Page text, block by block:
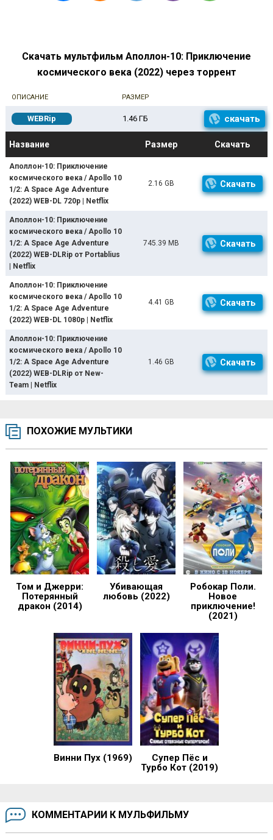
Скачать мультфильм Аполлон-10: Приключение
космического века (2022) через торрент
ОПИСАНИЕ РАЗМЕР
WEBRip 1.46 ГБ скачать
Название Размер Скачать
Аполлон-10: Приключение
космического века / Apollo 10
1/2: A Space Age Adventure
(2022) WEB-DL 720p | Netflix
2.16 GB Скачать
Аполлон-10: Приключение
космического века / Apollo 10
1/2: A Space Age Adventure
(2022) WEB-DLRip от Portablius
| Netflix
745.39 MB Скачать
Аполлон-10: Приключение
космического века / Apollo 10
1/2: A Space Age Adventure
(2022) WEB-DL 1080p | Netflix
4.41 GB Скачать
Аполлон-10: Приключение
космического века / Apollo 10
1/2: A Space Age Adventure
(2022) WEB-DLRip от New-
Team | Netflix
1.46 GB Скачать
ПОХОЖИЕ МУЛЬТИКИ
Том и Джерри:
Потерянный
дракон (2014)
Убивающая
любовь (2022)
Робокар Поли.
Новое
приключение!
(2021)
Винни Пух (1969)
Супер Пёс и
Турбо Кот (2019)
КОММЕНТАРИИ К МУЛЬФИЛЬМУ